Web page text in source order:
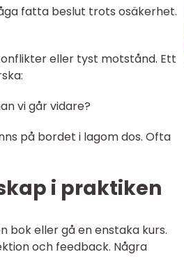
fatta beslut trots osäkerhet.
eller tyst motstånd. Ett
vi går vidare?
på bordet i lagom dos. Ofta
i praktiken
bok eller gå en enstaka kurs.
och feedback. Några